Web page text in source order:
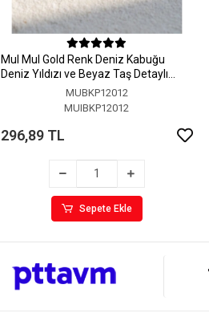
MuI MuI Gold Renk Deniz Kabuğu
Deniz Yıldızı ve Beyaz Taş Detaylı
MUBKP12012
MUIBKP12012
296,89 TL
Sepete Ekle